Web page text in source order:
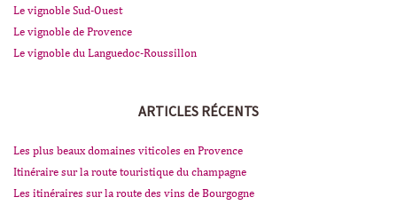
Le vignoble Sud-Ouest
Le vignoble de Provence
Le vignoble du Languedoc-Roussillon
ARTICLES RÉCENTS
Les plus beaux domaines viticoles en Provence
Itinéraire sur la route touristique du champagne
Les itinéraires sur la route des vins de Bourgogne